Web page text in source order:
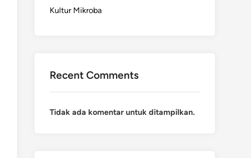
Kultur Mikroba
Recent Comments
Tidak ada komentar untuk ditampilkan.